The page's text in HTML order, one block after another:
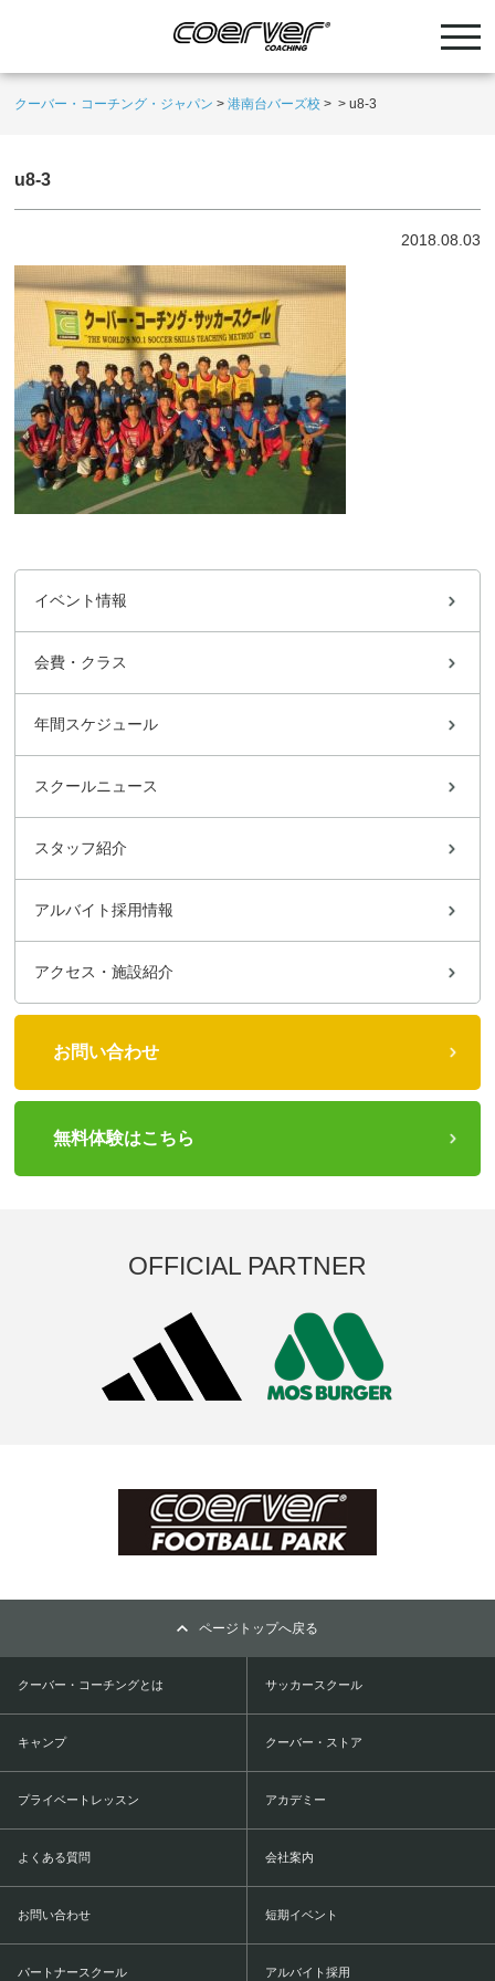
クーバー・コーチング・ジャパン >港南台バーズ校 > >u8-3
u8-3
2018.08.03
イベント情報
会費・クラス
年間スケジュール
スクールニュース
スタッフ紹介
アルバイト採用情報
アクセス・施設紹介
お問い合わせ
無料体験はこちら
OFFICIAL PARTNER
ページトップへ戻る
クーバー・コーチングとは サッカースクール
キャンプ クーバー・ストア
プライベートレッスン アカデミー
よくある質問 会社案内
お問い合わせ 短期イベント
パートナースクール アルバイト採用